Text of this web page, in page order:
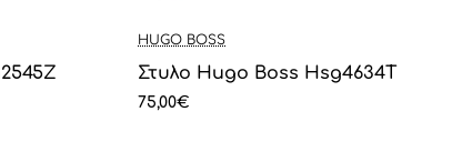
HUGO BOSS
Στυλο Hugo Boss Hsg4634T
75,00€